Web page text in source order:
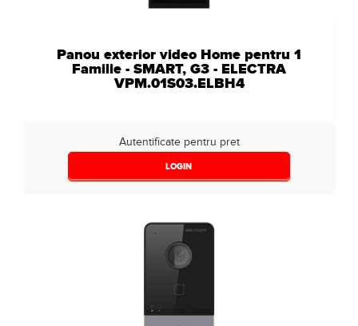
Panou exterior video Home pentru 1
Familie - SMART, G3 - ELECTRA
VPM.01S03.ELBH4
Autentificate pentru pret
LOGIN